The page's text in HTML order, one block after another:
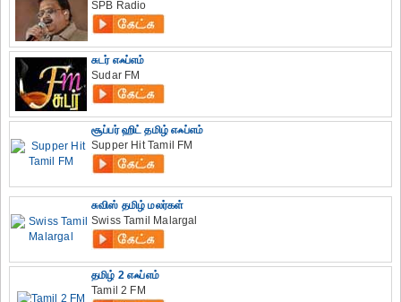
SPB Radio
சுடர் எஃப்எம்
Sudar FM
சூப்பர் ஹிட் தமிழ் எஃப்எம்
Supper Hit Tamil FM
சுவிஸ் தமிழ் மலர்கள்
Swiss Tamil Malargal
தமிழ் 2 எஃப்எம்
Tamil 2 FM